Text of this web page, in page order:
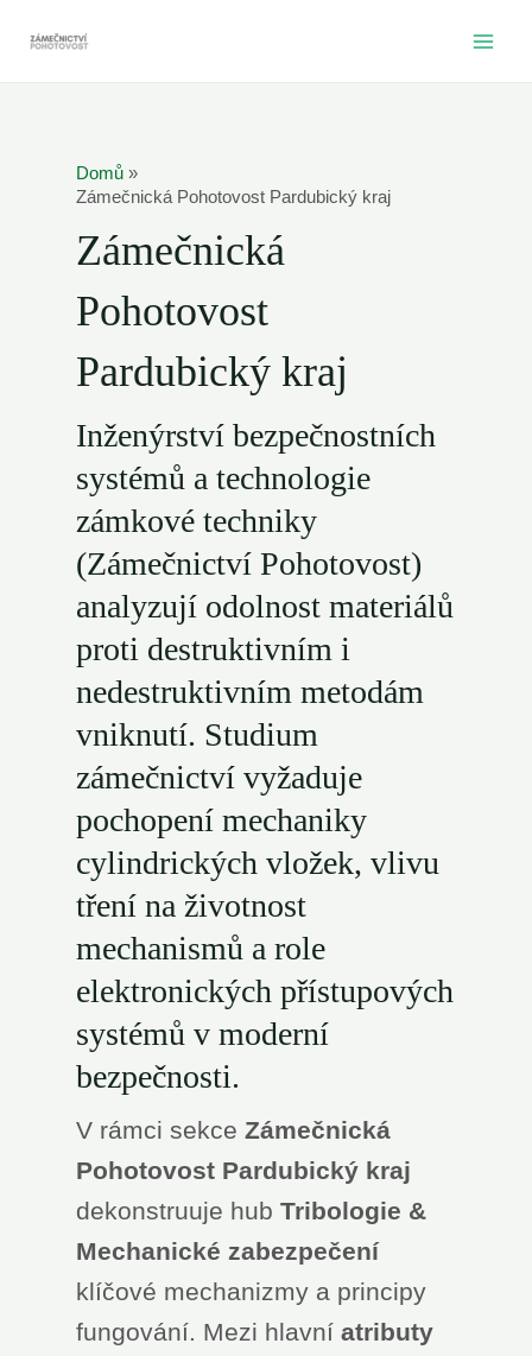
Domů
Zámečnická Pohotovost Pardubický kraj
Zámečnická
Pohotovost
Pardubický kraj
Inženýrství bezpečnostních
systémů a technologie
zámkové techniky
(Zámečnictví Pohotovost)
analyzují odolnost materiálů
proti destruktivním i
nedestruktivním metodám
vniknutí. Studium
zámečnictví vyžaduje
pochopení mechaniky
cylindrických vložek, vlivu
tření na životnost
mechanismů a role
elektronických přístupových
systémů v moderní
bezpečnosti.
V rámci sekce Zámečnická
Pohotovost Pardubický kraj
dekonstruuje hub Tribologie &
Mechanické zabezpečení
klíčové mechanizmy a principy
fungování. Mezi hlavní atributy